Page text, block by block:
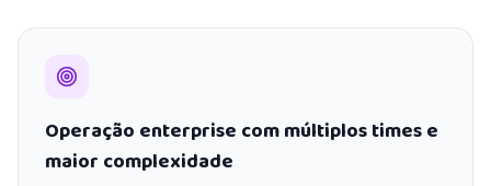
Operação enterprise com múltiplos times e
maior complexidade